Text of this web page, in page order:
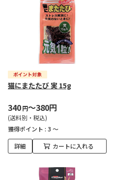
猫にまたたび 実 15g
340円～380円
(送料別・税込)
獲得ポイント : 3 ～
詳細 カートに入れる